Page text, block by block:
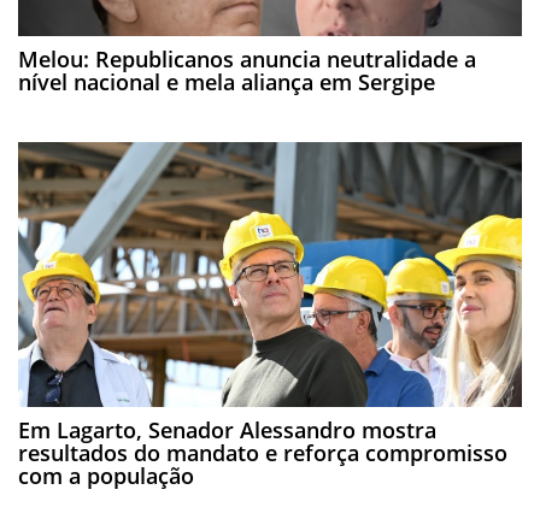
Melou: Republicanos anuncia neutralidade a
nível nacional e mela aliança em Sergipe
Em Lagarto, Senador Alessandro mostra
resultados do mandato e reforça compromisso
com a população